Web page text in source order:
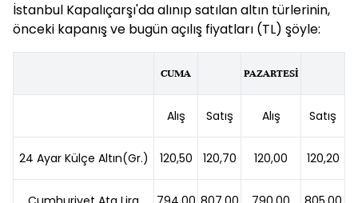
İstanbul Kapalıçarşı'da alınıp satılan altın türlerinin,
önceki kapanış ve bugün açılış fiyatları (TL) şöyle:
CUMA PAZARTESİ
Alış Satış Alış Satış
24 Ayar Külçe Altın(Gr.) 120,50 120,70 120,00 120,20